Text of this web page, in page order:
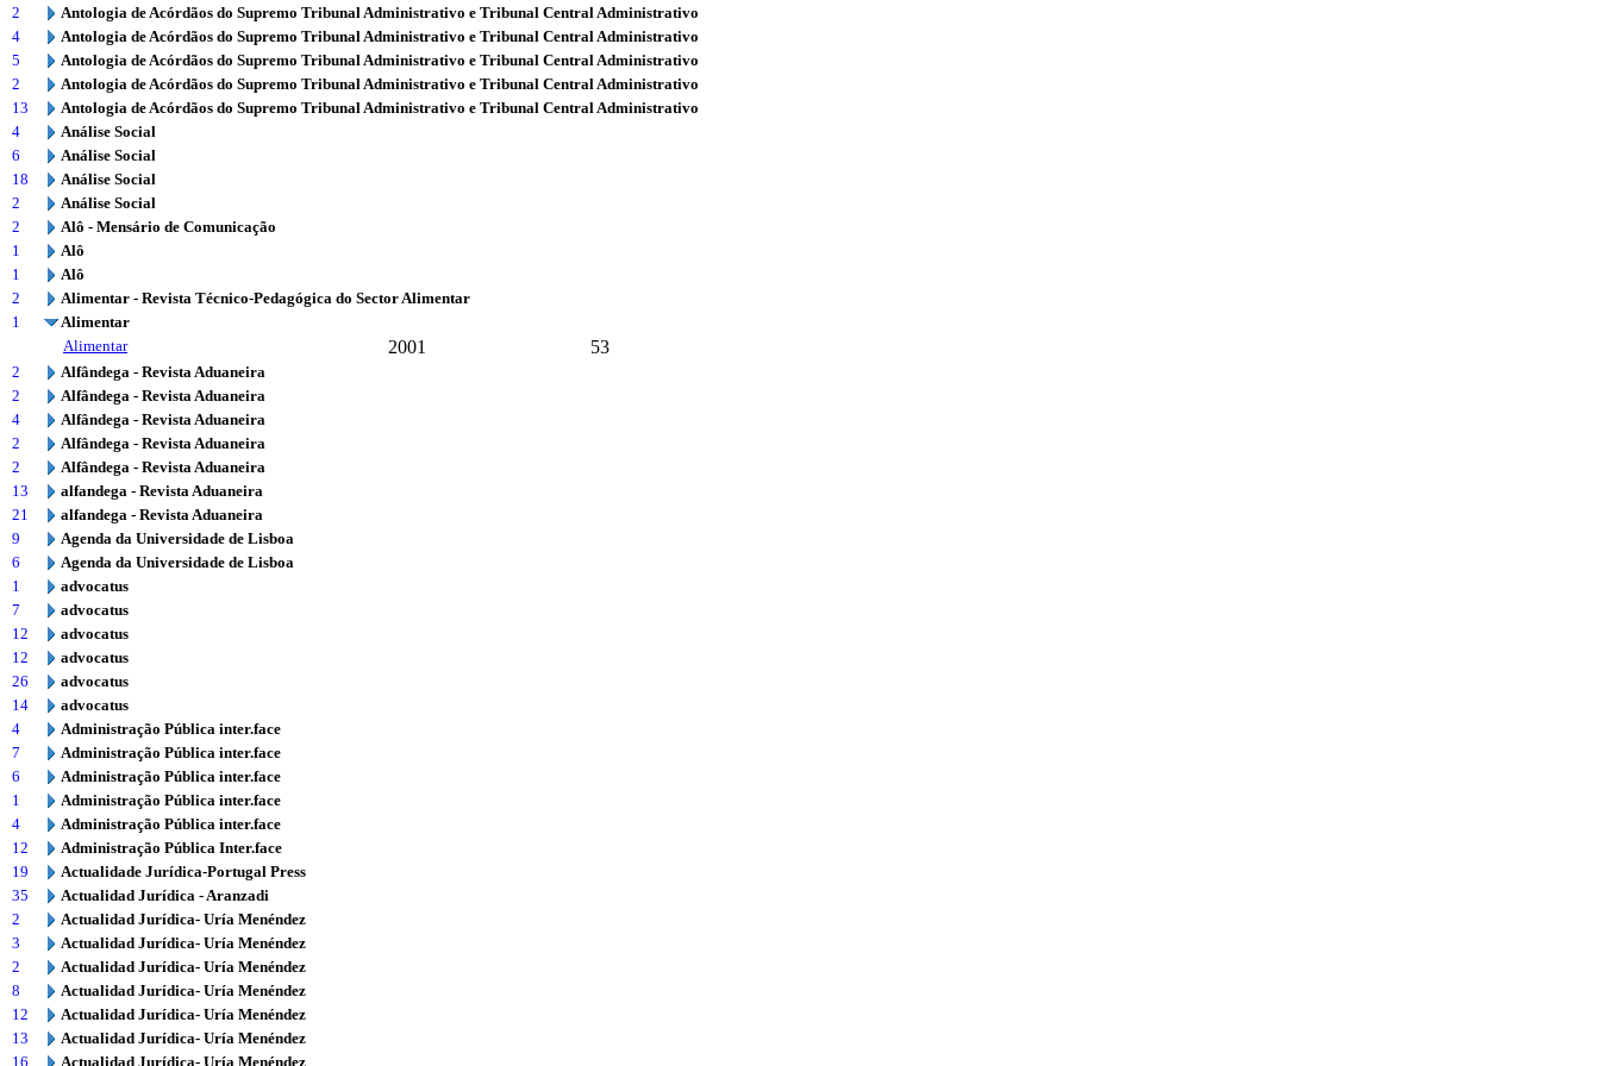
2
Antologia de Acórdãos do Supremo Tribunal Administrativo e Tribunal Central Administrativo
4
Antologia de Acórdãos do Supremo Tribunal Administrativo e Tribunal Central Administrativo
5
Antologia de Acórdãos do Supremo Tribunal Administrativo e Tribunal Central Administrativo
2
Antologia de Acórdãos do Supremo Tribunal Administrativo e Tribunal Central Administrativo
13
Antologia de Acórdãos do Supremo Tribunal Administrativo e Tribunal Central Administrativo
4
Análise Social
6
Análise Social
18
Análise Social
2
Análise Social
2
Alô - Mensário de Comunicação
1
Alô
1
Alô
2
Alimentar - Revista Técnico-Pedagógica do Sector Alimentar
1
Alimentar
Alimentar
2001 53
2
Alfândega - Revista Aduaneira
2
Alfândega - Revista Aduaneira
4
Alfândega - Revista Aduaneira
2
Alfândega - Revista Aduaneira
2
Alfândega - Revista Aduaneira
13
alfandega - Revista Aduaneira
21
alfandega - Revista Aduaneira
9
Agenda da Universidade de Lisboa
6
Agenda da Universidade de Lisboa
1
advocatus
7
advocatus
12
advocatus
12
advocatus
26
advocatus
14
advocatus
4
Administração Pública inter.face
7
Administração Pública inter.face
6
Administração Pública inter.face
1
Administração Pública inter.face
4
Administração Pública inter.face
12
Administração Pública Inter.face
19
Actualidade Jurídica-Portugal Press
35
Actualidad Jurídica - Aranzadi
2
Actualidad Jurídica- Uría Menéndez
3
Actualidad Jurídica- Uría Menéndez
2
Actualidad Jurídica- Uría Menéndez
8
Actualidad Jurídica- Uría Menéndez
12
Actualidad Jurídica- Uría Menéndez
13
Actualidad Jurídica- Uría Menéndez
16
Actualidad Jurídica- Uría Menéndez